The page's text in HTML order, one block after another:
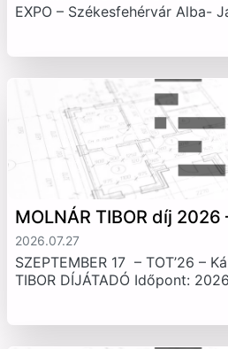
EXPO – Székesfehérvár Alba-
MOLNÁR TIBOR díj 2026
2026.07.27
SZEPTEMBER 17 – TOT’26 –
TIBOR DÍJÁTADÓ Időpont: